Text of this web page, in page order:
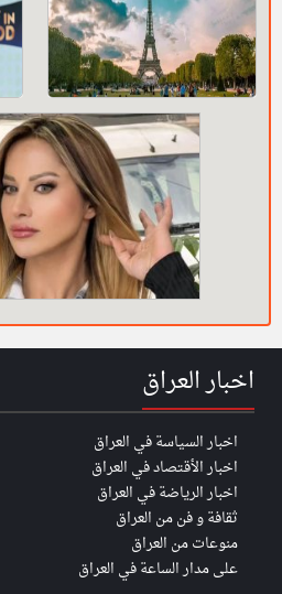
اخبار العراق
اخبار السياسة في العراق
اخبار الأقتصاد في العراق
اخبار الرياضة في العراق
ثقافة و فن من العراق
منوعات من العراق
على مدار الساعة في العراق